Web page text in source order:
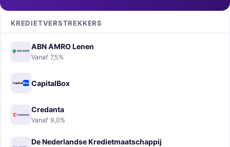
KREDIETVERSTREKKERS
ABN AMRO Lenen
Vanaf 7,5%
CapitalBox
Credanta
Vanaf 9,0%
De Nederlandse Kredietmaatschappij